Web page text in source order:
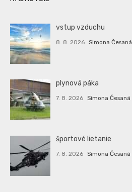
vstup vzduchu
8. 8. 2026 Simona Česaná
plynová páka
7. 8. 2026 Simona Česaná
športové lietanie
7. 8. 2026 Simona Česaná